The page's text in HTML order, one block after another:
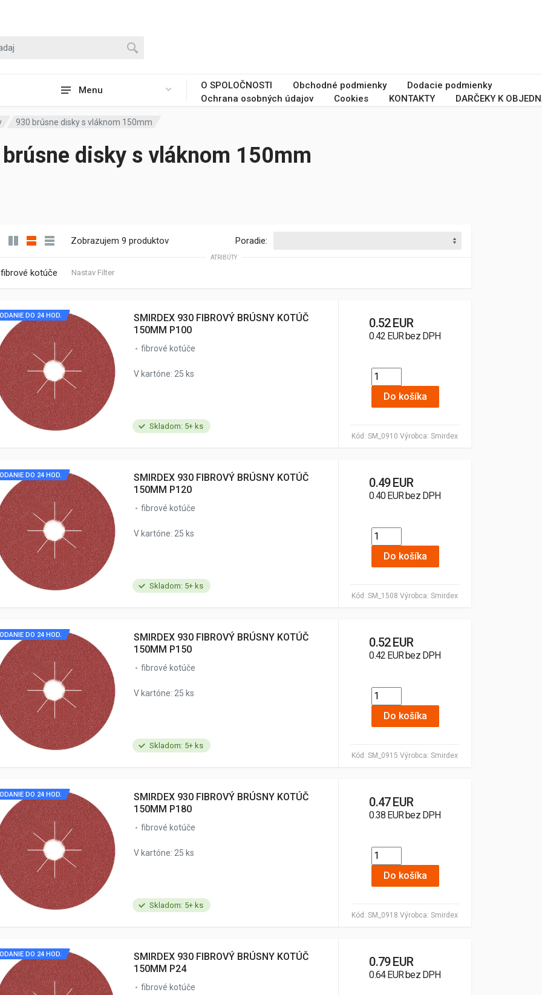
Menu O SPOLOČNOSTI Obchodné podmienky
Dodacie podmienky
Ochrana osobných údajov
Cookies KONTAKTY DARČEKY K
930 brúsne disky s vláknom 150mm
disky s vláknom 150mm
Zobrazujem 9 produktov Poradie:
ATRIBÚTY
fibrové kotúče Nastav Filter
Skladom: 5+ ks
Kód: SM_0910 Výrobca: Smirdex
DO 24 HOD.
SMIRDEX 930 FIBROVÝ BRÚSNY KOTÚČ
150MM P100
fibrové kotúče
V kartóne: 25 ks
0.52 EUR
0.42 EUR bez DPH
Do košíka
Skladom: 5+ ks
Kód: SM_1508 Výrobca: Smirdex
DO 24 HOD.
SMIRDEX 930 FIBROVÝ BRÚSNY KOTÚČ
150MM P120
fibrové kotúče
V kartóne: 25 ks
0.49 EUR
0.40 EUR bez DPH
Do košíka
Skladom: 5+ ks
Kód: SM_0915 Výrobca: Smirdex
DO 24 HOD.
SMIRDEX 930 FIBROVÝ BRÚSNY KOTÚČ
150MM P150
fibrové kotúče
V kartóne: 25 ks
0.52 EUR
0.42 EUR bez DPH
Do košíka
Skladom: 5+ ks
Kód: SM_0918 Výrobca: Smirdex
DO 24 HOD.
SMIRDEX 930 FIBROVÝ BRÚSNY KOTÚČ
150MM P180
fibrové kotúče
V kartóne: 25 ks
0.47 EUR
0.38 EUR bez DPH
Do košíka
DO 24 HOD.
SMIRDEX 930 FIBROVÝ BRÚSNY KOTÚČ
150MM P24
fibrové kotúče
0.79 EUR
0.64 EUR bez DPH